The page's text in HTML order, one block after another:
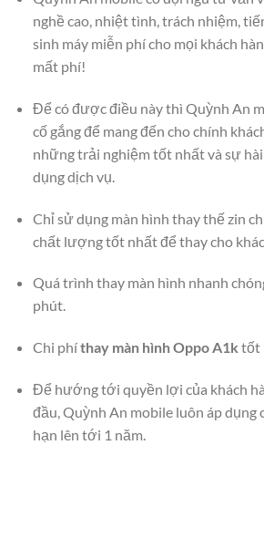
nghề cao, nhiệt tình, trách nhiệm,
sinh máy miễn phí cho mọi khách
mất phí!
Để có được điều này thì Quỳnh An
cố gắng để mang đến cho chính
những trải nghiệm tốt nhất và sự
dụng dịch vụ.
Chỉ sử dụng màn hình thay thế zin
chất lượng tốt nhất để thay cho
Quá trình thay màn hình nhanh
phút.
Chi phíthay màn hình Oppo A1k tốt
Để hướng tới quyền lợi của khách
đầu, Quỳnh An mobile luôn áp dụng
hạn lên tới 1 năm.